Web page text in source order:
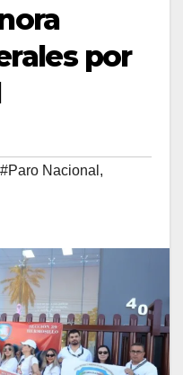
por
#Paro Nacional ,